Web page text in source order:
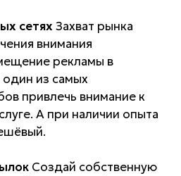
сетях Захват рынка
внимания
рекламы в
из самых
привлечь внимание к
А при наличии опыта
Создай собственную